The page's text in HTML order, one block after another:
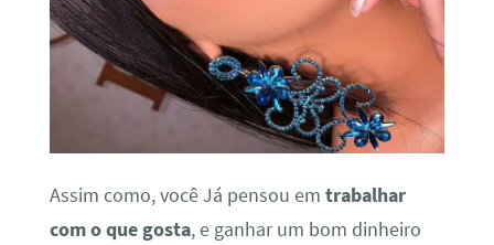
Assim como, você Já pensou em trabalhar
com o que gosta, e ganhar um bom dinheiro